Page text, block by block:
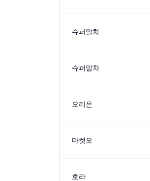
슈퍼말차
슈퍼말차
오리온
마켓오
호라